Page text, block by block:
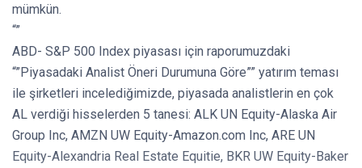
mümkün.
“”
ABD- S&P 500 Index piyasası için raporumuzdaki
“”Piyasadaki Analist Öneri Durumuna Göre”” yatırım teması
ile şirketleri incelediğimizde, piyasada analistlerin en çok
AL verdiği hisselerden 5 tanesi: ALK UN Equity-Alaska Air
Group Inc, AMZN UW Equity-Amazon.com Inc, ARE UN
Equity-Alexandria Real Estate Equitie, BKR UW Equity-Baker